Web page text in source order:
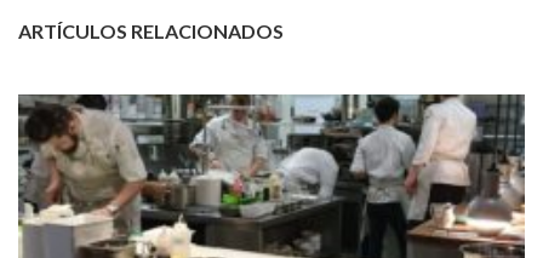
ARTÍCULOS RELACIONADOS